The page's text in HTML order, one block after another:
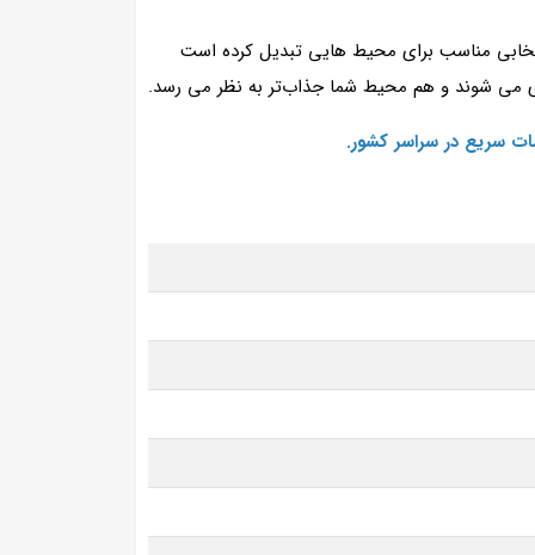
مناسب برای محیط هایی تبدیل کرده است
می‌ شوند و هم محیط شما جذاب‌تر به نظر می‌ رسد.
سریع در سراسر کشور.